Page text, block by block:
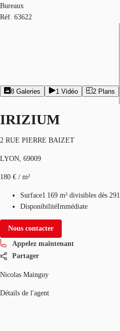
Bureaux
Réf. 63622
8 Galeries 1 Vidéo 2 Plans
IRIZIUM
2 RUE PIERRE BAIZET
LYON, 69009
180 € / m²
Surface1 169 m² divisibles dès
DisponibilitéImmédiate
Nous contacter
Appelez maintenant
Partager
Nicolas Mainguy
Détails de l'agent